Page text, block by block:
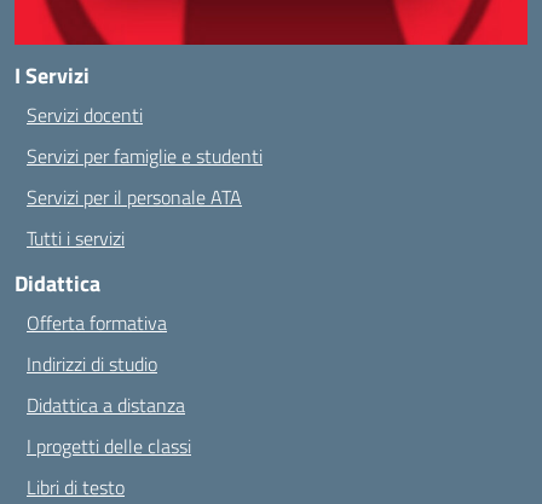
I Servizi
Servizi docenti
Servizi per famiglie e studenti
Servizi per il personale ATA
Tutti i servizi
Didattica
Offerta formativa
Indirizzi di studio
Didattica a distanza
I progetti delle classi
Libri di testo